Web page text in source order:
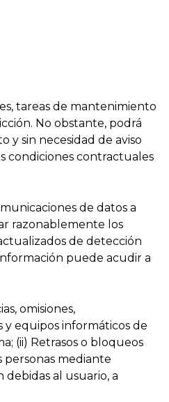
tareas de mantenimiento
No obstante, podrá
y sin necesidad de aviso
condiciones contractuales
de datos a
razonablemente los
de detección
puede acudir a
omisiones,
y equipos informáticos de
(ii) Retrasos o bloqueos
personas mediante
debidas al usuario, a